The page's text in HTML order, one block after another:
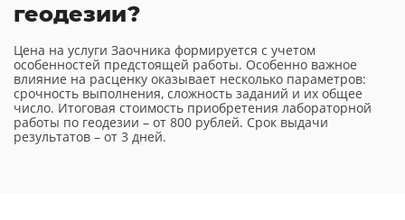
геодезии?
Цена на услуги Заочника формируется с учетом
особенностей предстоящей работы. Особенно важное
влияние на расценку оказывает несколько параметров:
срочность выполнения, сложность заданий и их общее
число. Итоговая стоимость приобретения лабораторной
работы по геодезии – от 800 рублей. Срок выдачи
результатов – от 3 дней.